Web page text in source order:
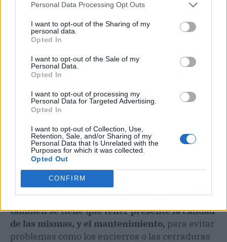
Personal Data Processing Opt Outs
I want to opt-out of the Sharing of my
personal data.
Opted In
I want to opt-out of the Sale of my
Personal Data.
Opted In
I want to opt-out of processing my
Personal Data for Targeted Advertising.
Opted In
I want to opt-out of Collection, Use,
Retention, Sale, and/or Sharing of my
Personal Data that Is Unrelated with the
Purposes for which it was collected.
Opted Out
CONFIRM
cierto tiempo a las cerraduras y a las puertas de
cada habitación que tengan llave, así como a la
puerta de entrada de la residencia.
Esto con la
finalidad de descubrir cualquier
inconveniente que pueda tener en algún
momento dado o eliminar el riesgo de que
Otra forma también es utilizar cerraduras de
resistentes y adecuadas para promover la
seguridad dentro de la casa o de cualquier
habitación, incluyendo la oficina.
Con las cerradurasno basta solo tener cuidado
y colocarlas de la manera correcta, sino que
también se tiene que tener presente la calidad
de las mismas, y el mantenimiento, para evitar
problemas como los encierros o las cerraduras